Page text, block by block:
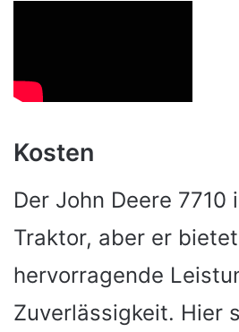
Kosten
Der John Deere
Traktor, aber er
hervorragende
Zuverlässigkeit. Hier